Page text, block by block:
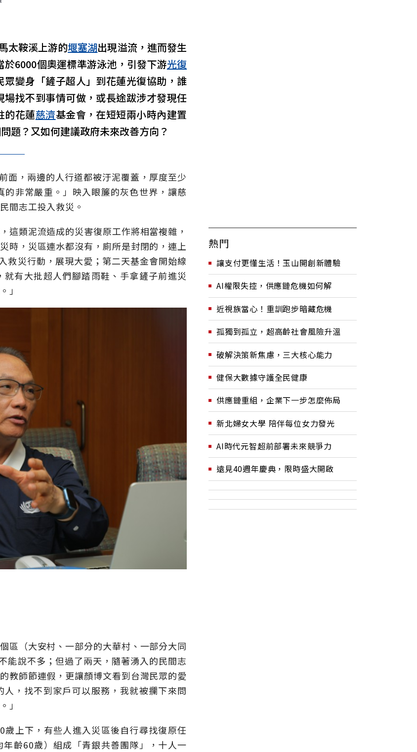
太鞍溪上游的堰塞湖出現溢流，進而發生
6000個奧運標準游泳池，引發下游光復
變身「鏟子超人」到花蓮光復協助，誰
找不到事情可做，或長途跋涉才發現任
的花蓮慈濟基金會，在短短兩小時內建置
題？又如何建議政府未來改善方向？
面，兩邊的人行道都被汙泥覆蓋，厚度至少
非常嚴重。」映入眼簾的灰色世界，讓慈
間志工投入救災。
這類泥流造成的災害復原工作將相當複雜，
時，災區連水都沒有，廁所是封閉的，連上
救災行動，展現大愛；第二天基金會開始線
有大批超人們腳踏雨鞋、手拿鏟子前進災
」
區（大安村、一部分的大華村、一部分大同
能說不多；但過了兩天，隨著湧入的民間志
教師節連假，更讓顏博文看到台灣民眾的愛
，找不到家戶可以服務，我就被攔下來問
」
上下，有些人進入災區後自行尋找復原任
齡60歲）組成「青銀共善團隊」，十人一
熱門
讓支付更懂生活！玉山開創新體驗
AI權限失控，供應鏈危機如何解
近視族當心！重訓跑步暗藏危機
孤獨到孤立，超高齡社會風險升溫
破解決策新焦慮，三大核心能力
健保大數據守護全民健康
供應鏈重組，企業下一步怎麼佈局
新北婦女大學 陪伴每位女力發光
AI時代元智超前部署未來競爭力
遠見40週年慶典，限時盛大開啟